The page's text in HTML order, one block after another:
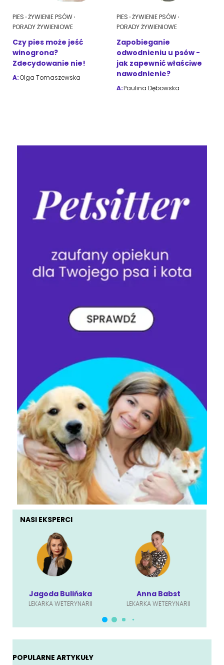
PIES ŻYWIENIE PSÓW
PORADY ŻYWIENIOWE
Czy pies może jeść
winogrona?
Zdecydowanie nie!
A:Olga Tomaszewska
PIES ŻYWIENIE PSÓW
PORADY ŻYWIENIOWE
Zapobieganie
odwodnieniu u psów -
jak zapewnić właściwe
nawodnienie?
A:Paulina Dębowska
NASI EKSPERCI
Jagoda Bulińska
LEKARKA WETERYNARII
Anna Babst
LEKARKA WETERYNARII
POPULARNE ARTYKUŁY